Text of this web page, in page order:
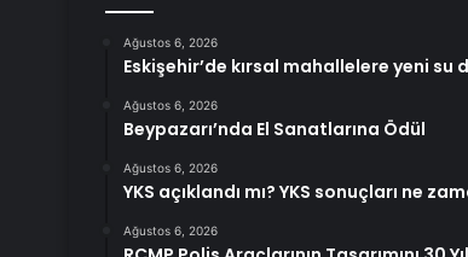
Ağustos 6, 2026
Eskişehir’de kırsal mahallelere yeni su
Ağustos 6, 2026
Beypazarı’nda El Sanatlarına Ödül
Ağustos 6, 2026
YKS açıklandı mı? YKS sonuçları ne
Ağustos 6, 2026